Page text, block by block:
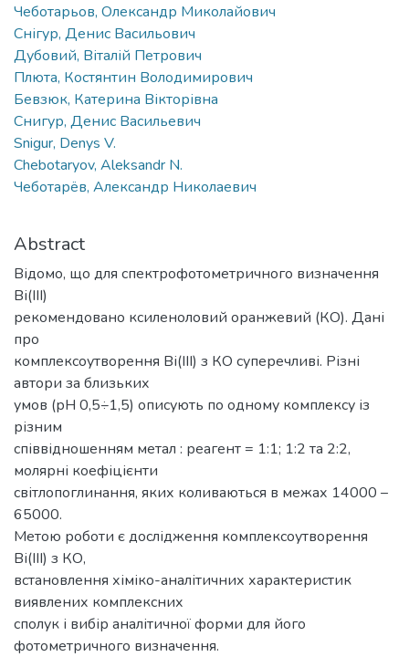
Чеботарьов, Олександр Миколайович
Снігур, Денис Васильович
Дубовий, Віталій Петрович
Плюта, Костянтин Володимирович
Бевзюк, Катерина Вікторівна
Снигур, Денис Васильевич
Snigur, Denys V.
Chebotaryov, Aleksandr N.
Чеботарёв, Александр Николаевич
Abstract
Відомо, що для спектрофотометричного визначення
Ві(ІІІ)
рекомендовано ксиленоловий оранжевий (КО). Дані
про
комплексоутворення Ві(ІІІ) з КО суперечливі. Різні
автори за близьких
умов (рН 0,5÷1,5) описують по одному комплексу із
різним
співвідношенням метал : реагент = 1:1; 1:2 та 2:2,
молярні коефіцієнти
світлопоглинання, яких коливаються в межах 14000 –
65000.
Метою роботи є дослідження комплексоутворення
Ві(ІІІ) з КО,
встановлення хіміко-аналітичних характеристик
виявлених комплексних
сполук і вибір аналітичної форми для його
фотометричного визначення.